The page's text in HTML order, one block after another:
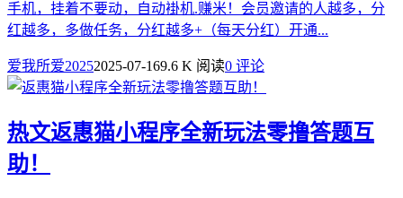
手机，挂着不要动，自动褂机.赚米！会员邀请的人越多，分
红越多，多做任务，分红越多+（每天分红）开通...
爱我所爱20252025-07-169.6 K 阅读0 评论
热文返惠猫小程序全新玩法零撸答题互
助！